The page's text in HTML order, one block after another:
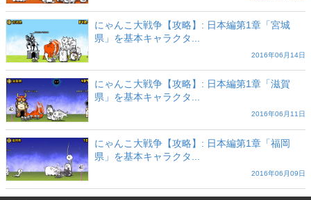
にゃんこ大戦争【攻略】: 日本編第1章「宮城
県」を基本キャラクタ...
2016年06月14日
にゃんこ大戦争【攻略】: 日本編第1章「滋賀
県」を基本キャラクタ...
2016年06月11日
にゃんこ大戦争【攻略】: 日本編第1章「福岡
県」を基本キャラクタ...
2016年06月09日